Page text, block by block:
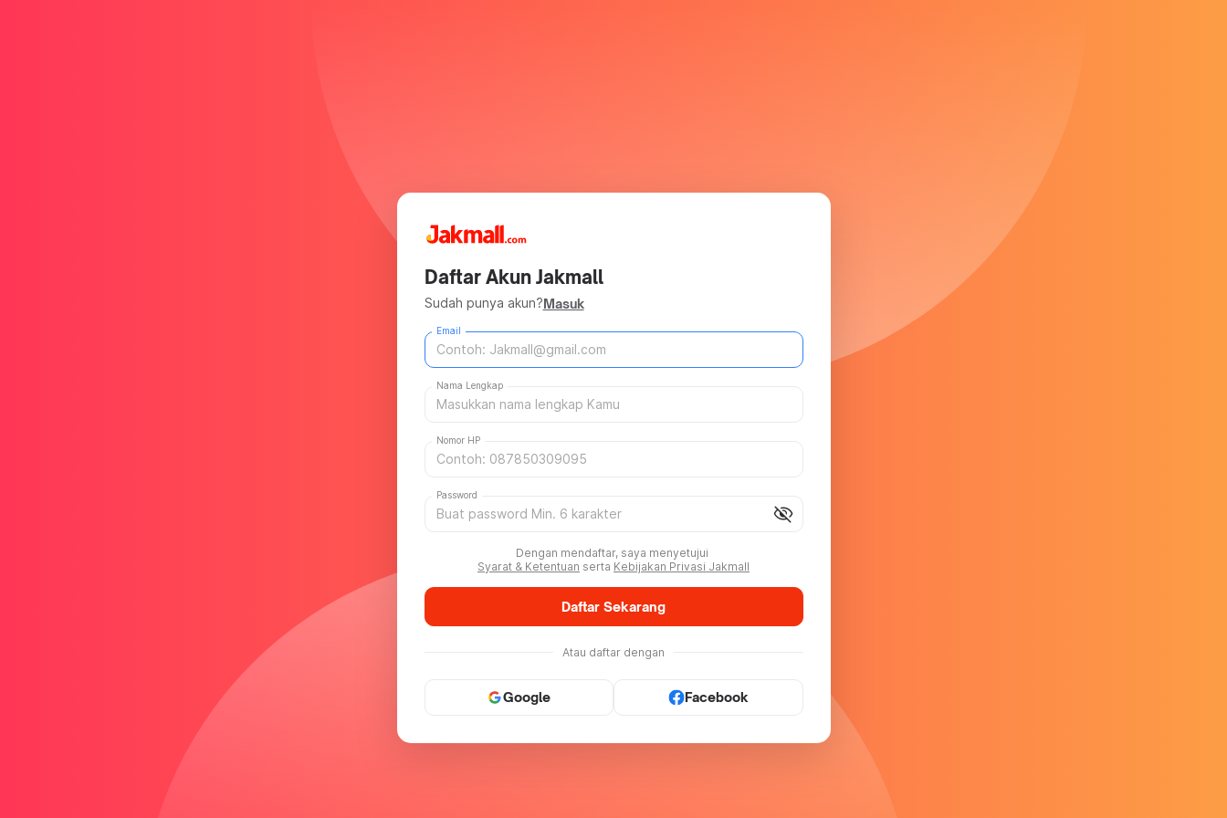
Daftar Akun Jakmall
Sudah punya akun?Masuk
Email
Nama Lengkap
Nomor HP
visibility_off
Password
Dengan mendaftar, saya menyetujui
Syarat & Ketentuan serta Kebijakan Privasi Jakmall
Daftar Sekarang
Atau daftar dengan
Google Facebook